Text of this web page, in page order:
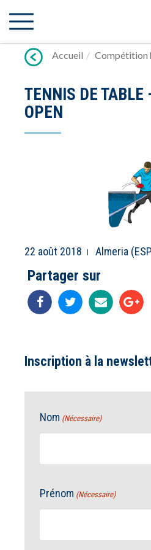
vers
Accueil
Compétition
TENNIS DE TABLE
OPEN
22 août 2018 Almeria
Partager sur
Inscription à la
Nom (Nécessaire)
Prénom (Nécessaire)